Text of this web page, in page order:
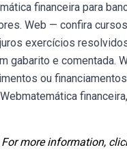
financeira para
Web — confira
exercícios
gabarito e comentada.
ou
For more information,